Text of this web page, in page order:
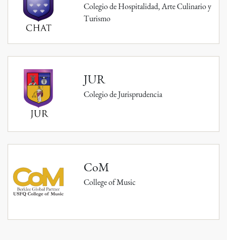
Colegio de Hospitalidad, Arte Culinario y
Turismo
JUR
Colegio de Jurisprudencia
CoM
College of Music